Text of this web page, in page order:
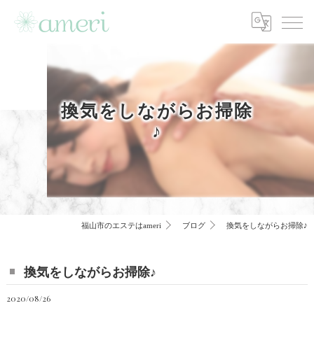
換気をしながらお掃除
♪
福山市のエステはameri ブログ 換気をしながらお掃除♪
換気をしながらお掃除♪
2020/08/26